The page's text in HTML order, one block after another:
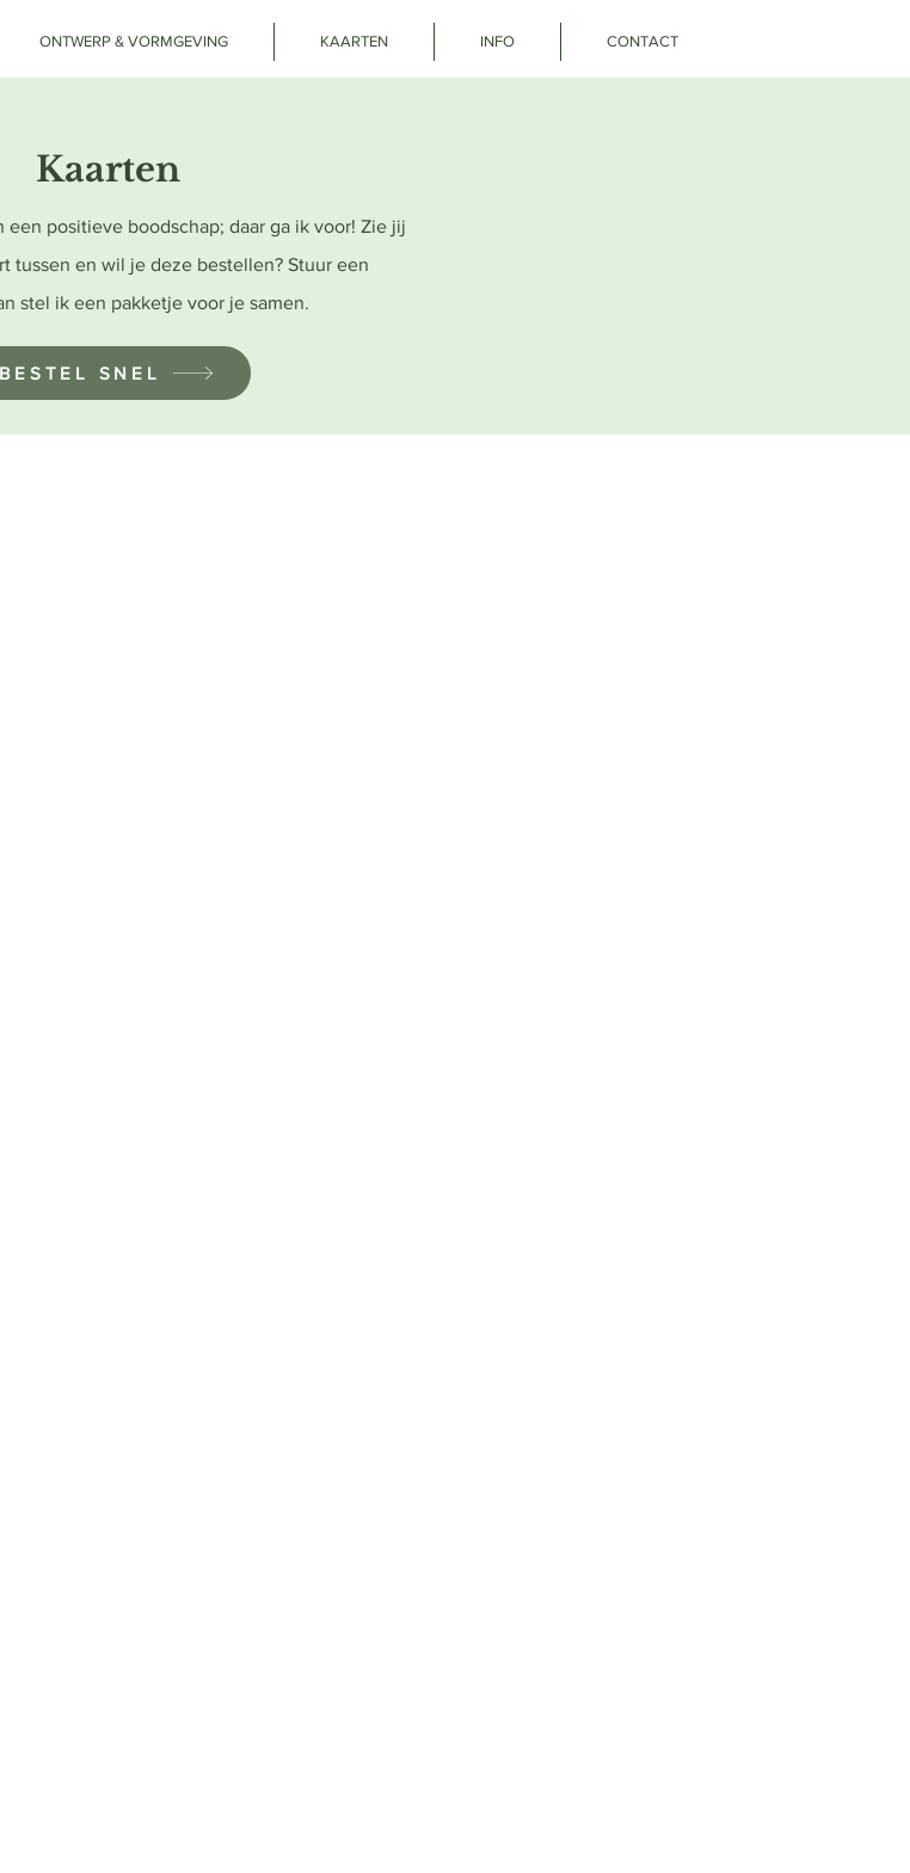
ONTWERP & VORMGEVING KAARTEN INFO CONTACT
Kaarten
een positieve boodschap; daar ga ik voor! Zie jij
tussen en wil je deze bestellen? Stuur een
stel ik een pakketje voor je samen.
BESTEL SNEL